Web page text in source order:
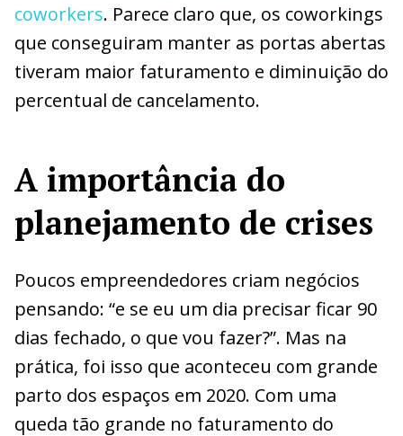
coworkers. Parece claro que, os coworkings
que conseguiram manter as portas abertas
tiveram maior faturamento e diminuição do
percentual de cancelamento.
A importância do
planejamento de crises
Poucos empreendedores criam negócios
pensando: “e se eu um dia precisar ficar 90
dias fechado, o que vou fazer?”. Mas na
prática, foi isso que aconteceu com grande
parto dos espaços em 2020. Com uma
queda tão grande no faturamento do